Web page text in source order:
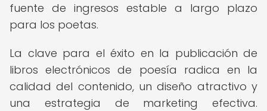
fuente de ingresos estable a largo plazo
para los poetas.
La clave para el éxito en la publicación de
libros electrónicos de poesía radica en la
calidad del contenido, un diseño atractivo y
una estrategia de marketing efectiva.